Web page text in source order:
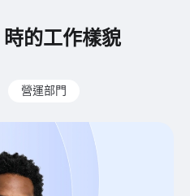
時的工作樣貌
營運部門